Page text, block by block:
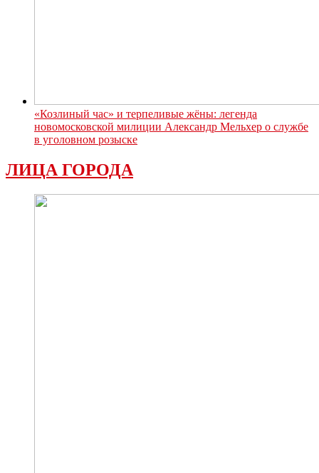
«Козлиный час» и терпеливые жёны: легенда
новомосковской милиции Александр Мельхер о службе
в уголовном розыске
ЛИЦА ГОРОДА